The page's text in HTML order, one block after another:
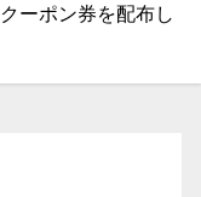
ーポン券を配布し